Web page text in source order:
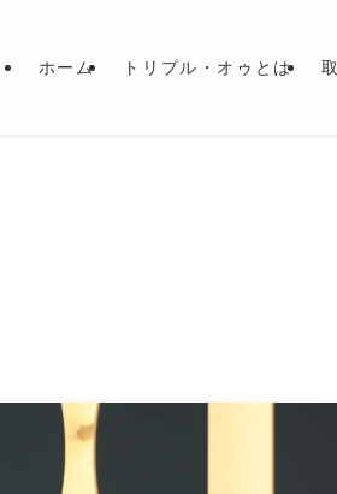
ホーム トリプル・オゥとは